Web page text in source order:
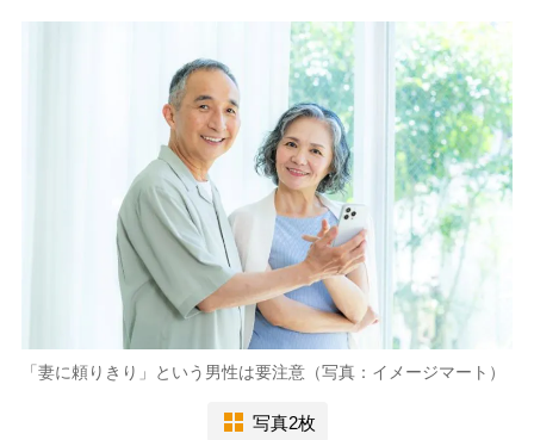
「妻に頼りきり」という男性は要注意（写真：イメージマート）
写真2枚